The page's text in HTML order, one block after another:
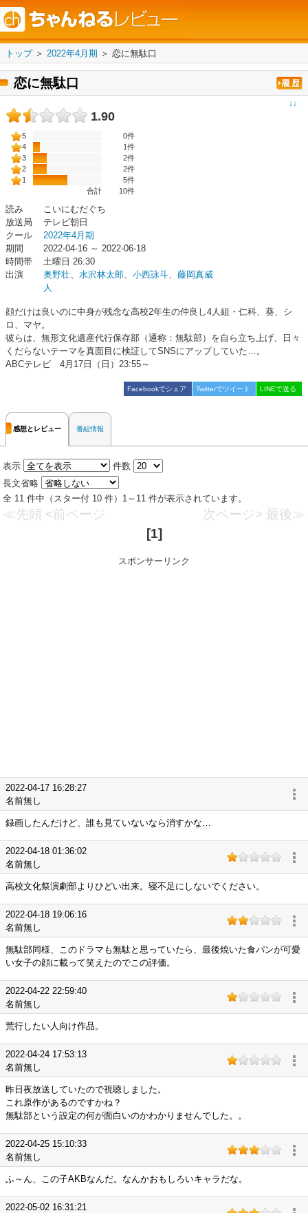
トップ＞ 2022年4月期 ＞ 恋に無駄口
恋に無駄口
↓↓
1.90
5
0件
4
1件
3
2件
2
2件
1
5件
合計
10件
読み
こいにむだぐち
放送局
テレビ朝日
クール
2022年4月期
期間
2022-04-16 ～ 2022-06-18
時間帯
土曜日 26:30
出演
奥野壮、 水沢林太郎、 小西詠斗、 藤岡真威
人
顔だけは良いのに中身が残念な高校2年生の仲良し4人組・仁科、葵、シ
ロ、マヤ。
彼らは、無形文化遺産代行保存部（通称：無駄部）を自ら立ち上げ、日々
くだらないテーマを真面目に検証してSNSにアップしていた…。
ABCテレビ 4月17日（日）23:55～
Facebookでシェア Twitterでツイート LINEで送る
感想とレビュー 番組情報
表示
件数
長文省略
全 11 件中（スター付 10 件）1～11 件が表示されています。
≪先頭 <前ページ 次ページ> 最後≫
[1]
スポンサーリンク
2022-04-17 16:28:27
名前無し
録画したんだけど、誰も見ていないなら消すかな…
2022-04-18 01:36:02
名前無し
高校文化祭演劇部よりひどい出来。寝不足にしないでください。
2022-04-18 19:06:16
名前無し
無駄部同様、このドラマも無駄と思っていたら、最後焼いた食パンが可愛
い女子の顔に載って笑えたのでこの評価。
2022-04-22 22:59:40
名前無し
荒行したい人向け作品。
2022-04-24 17:53:13
名前無し
昨日夜放送していたので視聴しました。
これ原作があるのですかね？
無駄部という設定の何が面白いのかわかりませんでした。。
2022-04-25 15:10:33
名前無し
ふ～ん、この子AKBなんだ。なんかおもしろいキャラだな。
2022-05-02 16:31:21